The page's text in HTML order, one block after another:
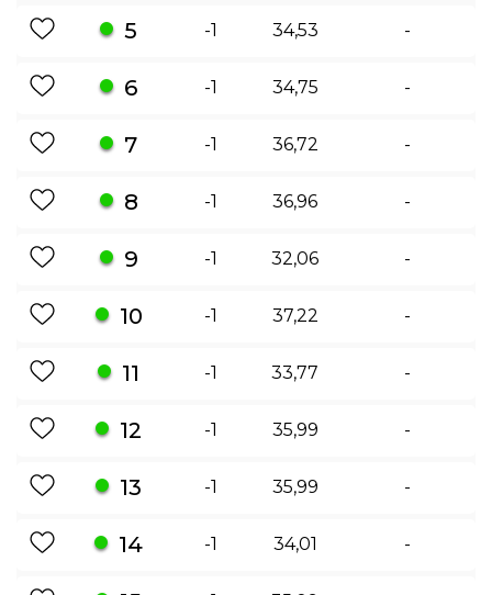
5 -1 34,53 -
6 -1 34,75 -
7 -1 36,72 -
8 -1 36,96 -
9 -1 32,06 -
10 -1 37,22 -
11 -1 33,77 -
12 -1 35,99 -
13 -1 35,99 -
14 -1 34,01 -